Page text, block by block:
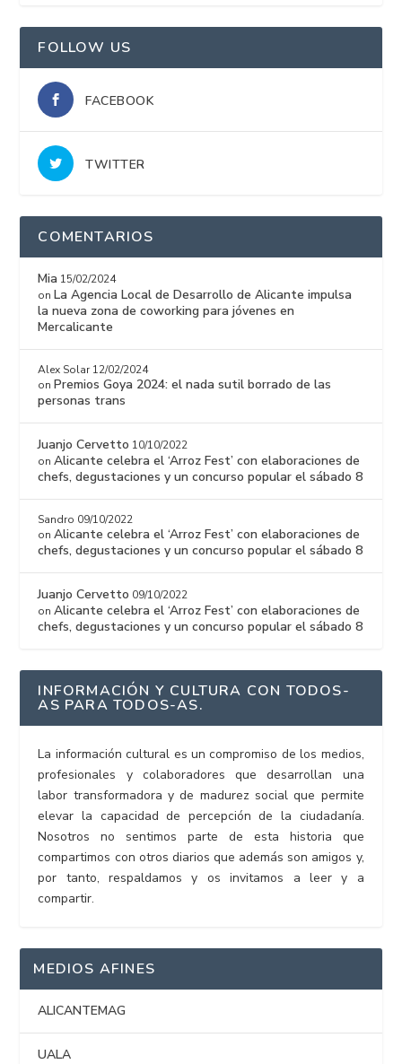
FOLLOW US
FACEBOOK
TWITTER
COMENTARIOS
Mia 15/02/2024
on La Agencia Local de Desarrollo de Alicante impulsa
la nueva zona de coworking para jóvenes en
Mercalicante
Alex Solar 12/02/2024
on Premios Goya 2024: el nada sutil borrado de las
personas trans
Juanjo Cervetto 10/10/2022
onAlicante celebra el ‘Arroz Fest’ con elaboraciones de
chefs, degustaciones y un concurso popular el sábado 8
Sandro 09/10/2022
onAlicante celebra el ‘Arroz Fest’ con elaboraciones de
chefs, degustaciones y un concurso popular el sábado 8
Juanjo Cervetto 09/10/2022
onAlicante celebra el ‘Arroz Fest’ con elaboraciones de
chefs, degustaciones y un concurso popular el sábado 8
INFORMACIÓN Y CULTURA CON TODOS-
AS PARA TODOS-AS.
La información cultural es un compromiso de los medios,
profesionales y colaboradores que desarrollan una
labor transformadora y de madurez social que permite
elevar la capacidad de percepción de la ciudadanía.
Nosotros no sentimos parte de esta historia que
compartimos con otros diarios que además son amigos y,
por tanto, respaldamos y os invitamos a leer y a
compartir.
MEDIOS AFINES
ALICANTEMAG
UALA